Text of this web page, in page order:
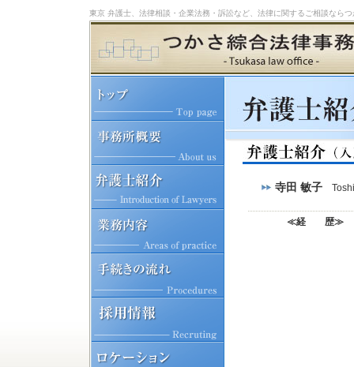
東京 弁護士、法律相談・企業法務・訴訟など、法律に関するご相談なら
寺田 敏子
≪経 歴≫